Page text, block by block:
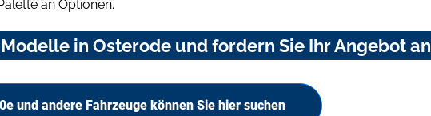
an Optionen.
in Osterode und fordern Sie Ihr Angebot an
und andere Fahrzeuge können Sie hier suchen